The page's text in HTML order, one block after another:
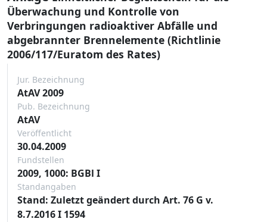
Überwachung und Kontrolle von
Verbringungen radioaktiver Abfälle und
abgebrannter Brennelemente (Richtlinie
2006/117/Euratom des Rates)
Jur. Bezeichnung
AtAV 2009
Pub. Bezeichnung
AtAV
Veröffentlicht
30.04.2009
Fundstellen
2009, 1000: BGBl I
Standangaben
Stand: Zuletzt geändert durch Art. 76 G v.
8.7.2016 I 1594